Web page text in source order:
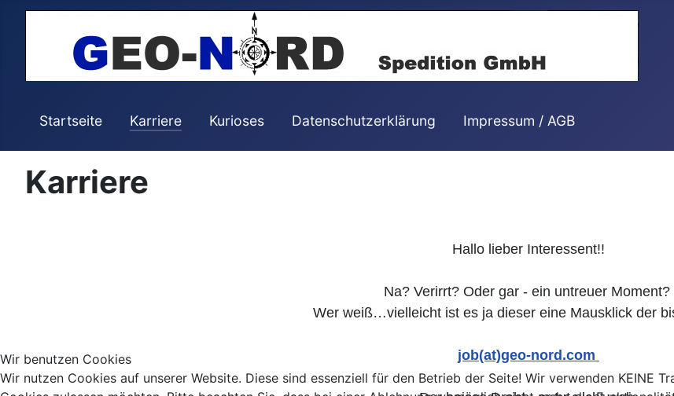
Startseite Karriere Kurioses Datenschutzerklärung Impressum / AGB
Karriere
Hallo lieber Interessent!!
Na? Verirrt? Oder gar - ein untreuer Moment?
Wer weiß…vielleicht ist es ja dieser eine Mausklick der
job(at)geo-nord.com
Wir benutzen Cookies
Wir nutzen Cookies auf unserer Website. Diese sind essenziell für den Betrieb der Seite! Wir verwenden KEINE